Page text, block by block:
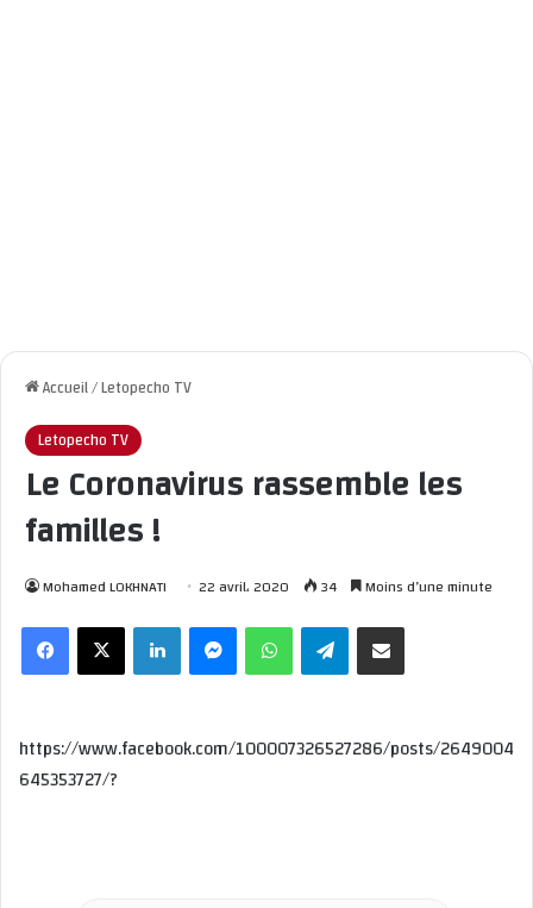
Accueil/Letopecho TV
Letopecho TV
Le Coronavirus rassemble les
familles !
Mohamed LOKHNATI 22 avril، 2020 34 Moins d’une minute
Telegram
https://www.facebook.com/100007326527286/posts/2649004
645353727/?